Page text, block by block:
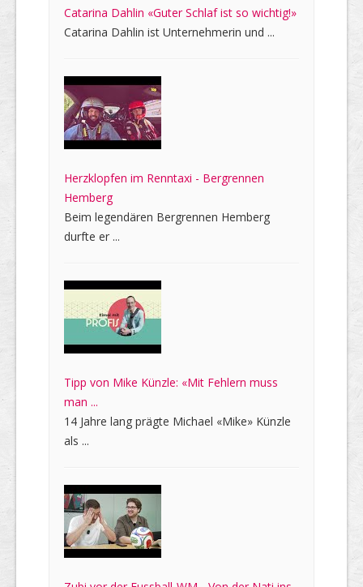
Catarina Dahlin «Guter Schlaf ist so wichtig!»
Catarina Dahlin ist Unternehmerin und ...
Herzklopfen im Renntaxi - Bergrennen
Hemberg
Beim legendären Bergrennen Hemberg
durfte er ...
Tipp von Mike Künzle: «Mit Fehlern muss
man ...
14 Jahre lang prägte Michael «Mike» Künzle
als ...